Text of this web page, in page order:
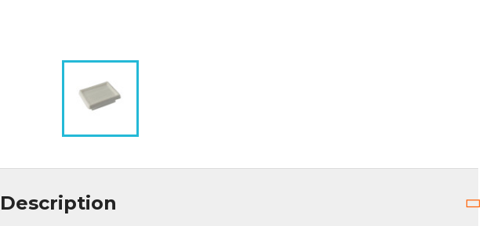
Description